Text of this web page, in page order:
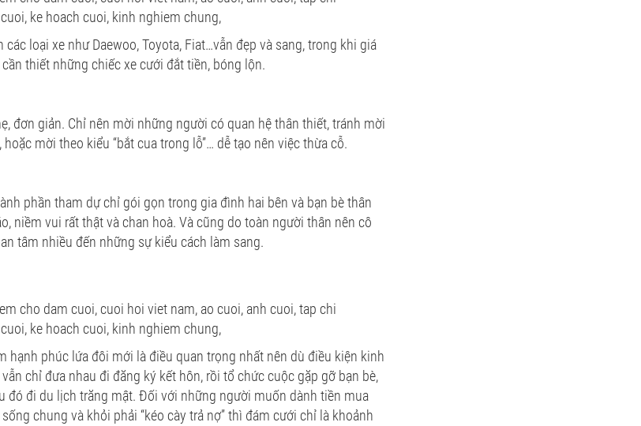
các loại xe như Daewoo, Toyota, Fiat…vẫn đẹp và sang, trong khi giá
thiết những chiếc xe cưới đắt tiền, bóng lộn.
đơn giản. Chỉ nên mời những người có quan hệ thân thiết, tránh mời
hoặc mời theo kiểu “bắt cua trong lỗ”… dễ tạo nên việc thừa cỗ.
phần tham dự chỉ gói gọn trong gia đình hai bên và bạn bè thân
niềm vui rất thật và chan hoà. Và cũng do toàn người thân nên cô
tâm nhiều đến những sự kiểu cách làm sang.
hạnh phúc lứa đôi mới là điều quan trọng nhất nên dù điều kiện kinh
chỉ đưa nhau đi đăng ký kết hôn, rồi tổ chức cuộc gặp gỡ bạn bè,
đó đi du lịch trăng mật. Đối với những người muốn dành tiền mua
chung và khỏi phải “kéo cày trả nợ” thì đám cưới chỉ là khoảnh